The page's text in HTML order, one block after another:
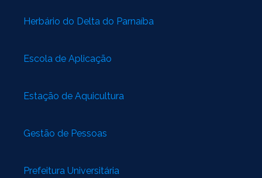
Herbário do Delta do Parnaíba
Escola de Aplicação
Estação de Aquicultura
Gestão de Pessoas
Prefeitura Universitária